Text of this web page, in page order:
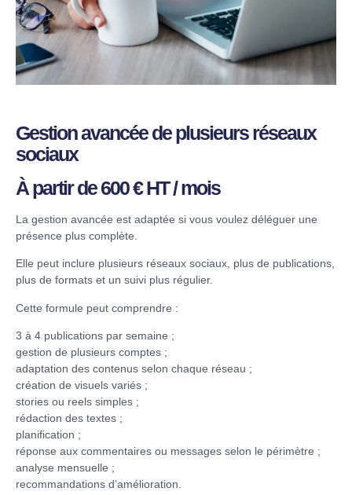
Gestion avancée de plusieurs réseaux
sociaux
À partir de 600 € HT / mois
La gestion avancée est adaptée si vous voulez déléguer une
présence plus complète.
Elle peut inclure plusieurs réseaux sociaux, plus de publications,
plus de formats et un suivi plus régulier.
Cette formule peut comprendre :
3 à 4 publications par semaine ;
gestion de plusieurs comptes ;
adaptation des contenus selon chaque réseau ;
création de visuels variés ;
stories ou reels simples ;
rédaction des textes ;
planification ;
réponse aux commentaires ou messages selon le périmètre ;
analyse mensuelle ;
recommandations d’amélioration.